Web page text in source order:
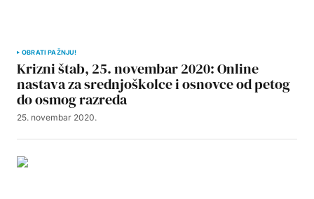
OBRATI PAŽNJU!
Krizni štab, 25. novembar 2020: Online
nastava za srednjoškolce i osnovce od petog
do osmog razreda
25. novembar 2020.